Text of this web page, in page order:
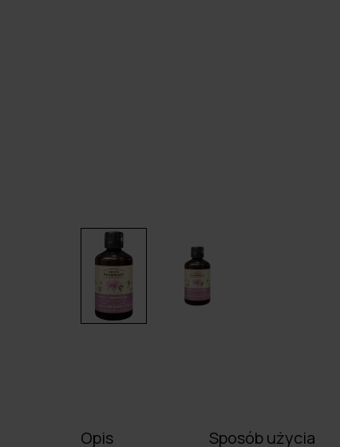
Opis Sposób użycia